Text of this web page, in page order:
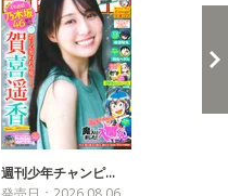
週刊少年チャンピ…